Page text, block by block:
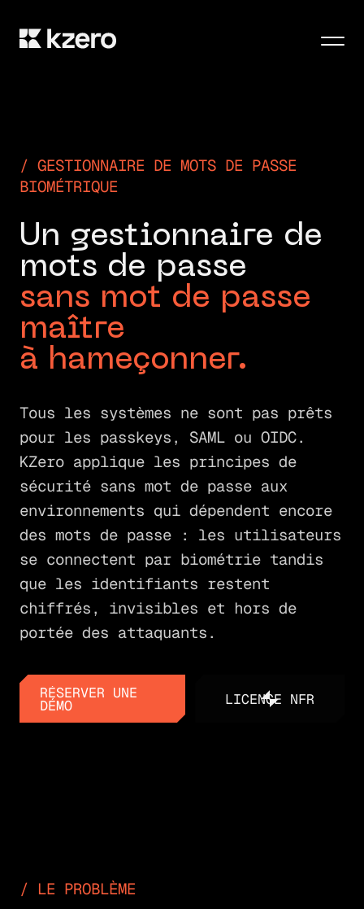
GESTIONNAIRE DE MOTS DE PASSE
BIOMÉTRIQUE
Un gestionnaire de
mots de passe
sans mot de passe
maître
à hameçonner.
Tous les systèmes ne sont pas prêts
pour les passkeys, SAML ou OIDC.
KZero applique les principes de
sécurité sans mot de passe aux
environnements qui dépendent encore
des mots de passe : les utilisateurs
se connectent par biométrie tandis
que les identifiants restent
chiffrés, invisibles et hors de
portée des attaquants.
RÉSERVER UNE
DÉMO
RÉSERVER UNE
LICENCE NFR
LICENCE NFR
LE PROBLÈME